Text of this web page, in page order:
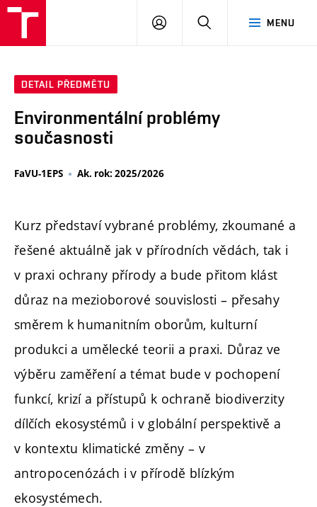
MENU
PŘIHLÁSIT
DETAIL PŘEDMĚTU
Environmentální problémy
současnosti
FaVU-1EPS Ak. rok: 2025/2026
Kurz představí vybrané problémy, zkoumané a
řešené aktuálně jak v přírodních vědách, tak i
v praxi ochrany přírody a bude přitom klást
důraz na mezioborové souvislosti – přesahy
směrem k humanitním oborům, kulturní
produkci a umělecké teorii a praxi. Důraz ve
výběru zaměření a témat bude v pochopení
funkcí, krizí a přístupů k ochraně biodiverzity
dílčích ekosystémů i v globální perspektivě a
v kontextu klimatické změny – v
antropocenózách i v přírodě blízkým
ekosystémech.